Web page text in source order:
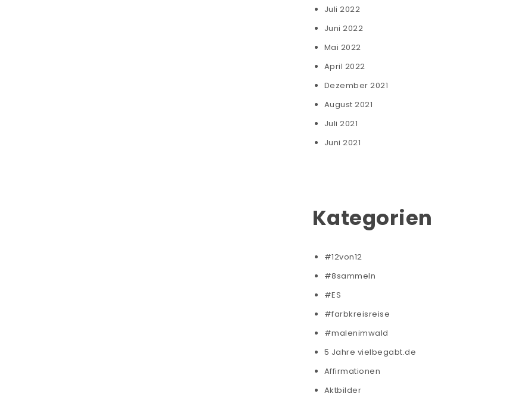
Juli 2022
Juni 2022
Mai 2022
April 2022
Dezember 2021
August 2021
Juli 2021
Juni 2021
Kategorien
#12von12
#8sammeln
#ES
#farbkreisreise
#malenimwald
5 Jahre vielbegabt.de
Affirmationen
Aktbilder